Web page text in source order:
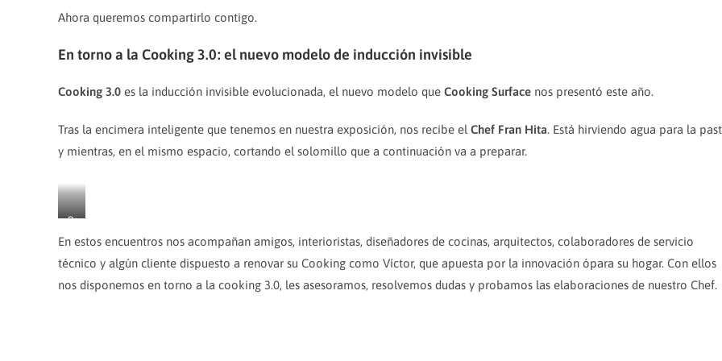
Ahora queremos compartirlo contigo.
En torno a la Cooking 3.0: el nuevo modelo de inducción invisible
Cooking 3.0 es la inducción invisible evolucionada, el nuevo modelo que Cooking Surface nos presentó este año.
Tras la encimera inteligente que tenemos en nuestra exposición, nos recibe el Chef Fran Hita. Está hirviendo agua para la
y mientras, en el mismo espacio, cortando el solomillo que a continuación va a preparar.
Pr
a
m
En estos encuentros nos acompañan amigos, interioristas, diseñadores de cocinas, arquitectos, colaboradores de servicio
técnico y algún cliente dispuesto a renovar su Cooking como Víctor, que apuesta por la innovación ópara su hogar. Con ellos
nos disponemos en torno a la cooking 3.0, les asesoramos, resolvemos dudas y probamos las elaboraciones de nuestro Chef.